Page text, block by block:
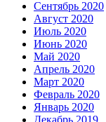
Сентябрь 2020
Август 2020
Июль 2020
Июнь 2020
Май 2020
Апрель 2020
Март 2020
Февраль 2020
Январь 2020
Декабрь 2019